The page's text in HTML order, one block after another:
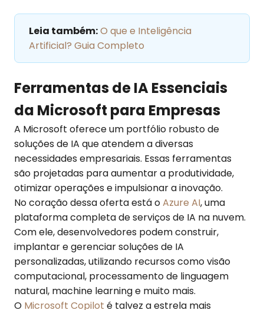
Leia também:O que e Inteligência
Artificial? Guia Completo
Ferramentas de IA Essenciais
da Microsoft para Empresas
A Microsoft oferece um portfólio robusto de
soluções de IA que atendem a diversas
necessidades empresariais. Essas ferramentas
são projetadas para aumentar a produtividade,
otimizar operações e impulsionar a inovação.
No coração dessa oferta está oAzure AI, uma
plataforma completa de serviços de IA na nuvem.
Com ele, desenvolvedores podem construir,
implantar e gerenciar soluções de IA
personalizadas, utilizando recursos como visão
computacional, processamento de linguagem
natural, machine learning e muito mais.
O Microsoft Copilot é talvez a estrela mais